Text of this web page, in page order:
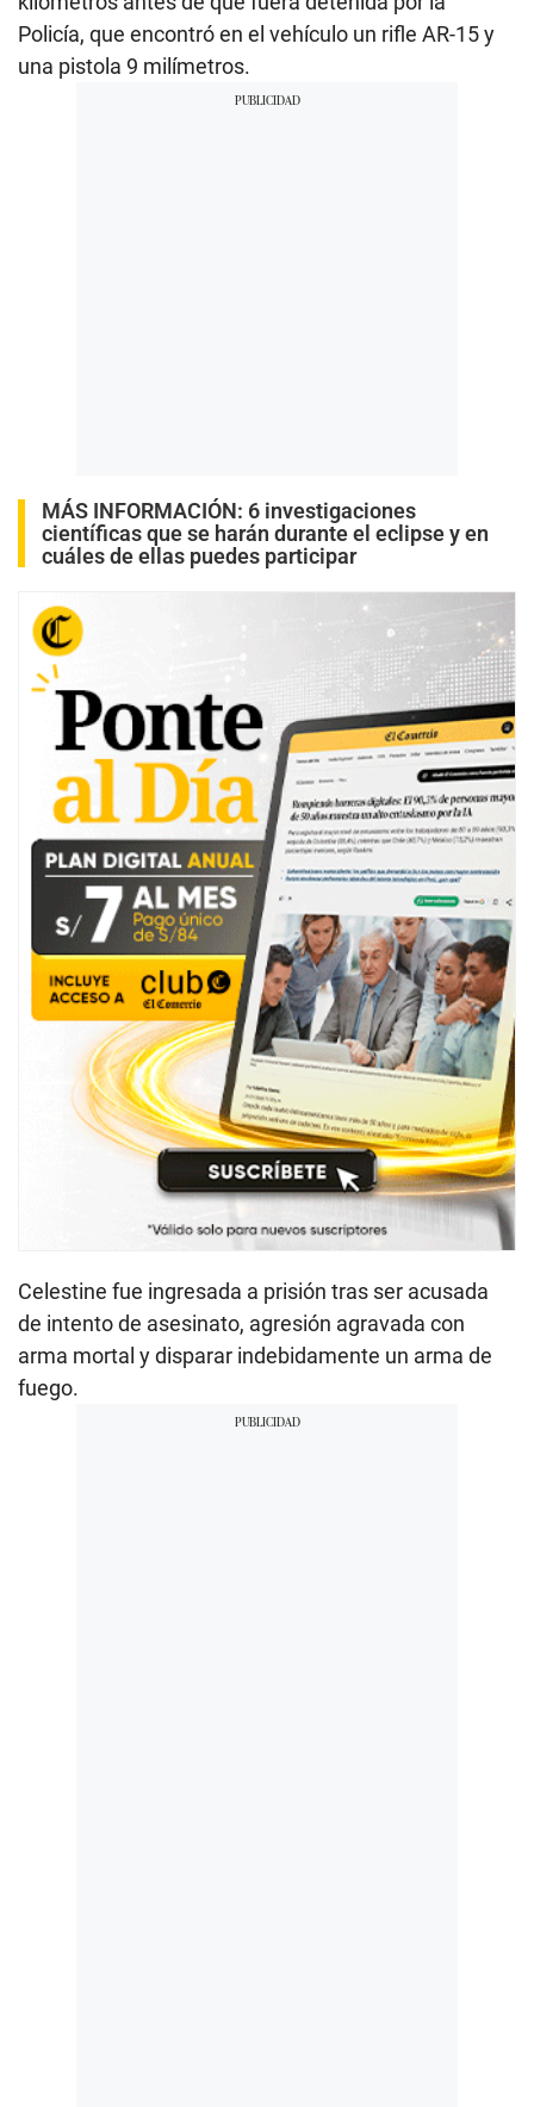
Policía, que encontró en el vehículo un rifle AR-15 y
una pistola 9 milímetros.
MÁS INFORMACIÓN: 6 investigaciones
científicas que se harán durante el eclipse y en
cuáles de ellas puedes participar
Celestine fue ingresada a prisión tras ser acusada
de intento de asesinato, agresión agravada con
arma mortal y disparar indebidamente un arma de
fuego.